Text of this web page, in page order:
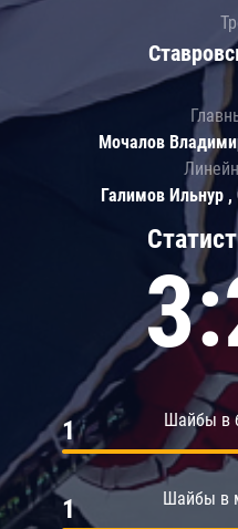
Шайбы в
1
Шайбы в
1
Мочалов
Галимов Ильнур